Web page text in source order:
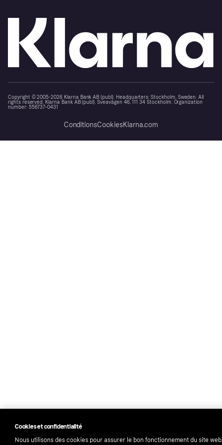
Copyright © 2005-2026 Klarna Bank AB (publ). Headquarters: Stockholm, Sweden. All
rights reserved. Klarna Bank AB (publ). Sveavägen 46, 111 34 Stockholm. Organization
number: 556737-0431
ConditionsCookiesKlarna.com
Cookies et confidentialité
Nous utilisons des cookies pour assurer le bon fonctionnement du site